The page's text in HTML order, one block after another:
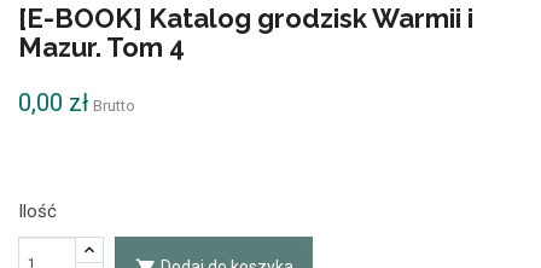
[E-BOOK] Katalog grodzisk Warmii i
Mazur. Tom 4
0,00 zł Brutto
Ilość